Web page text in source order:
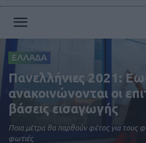
ΕΛΛΑΔΑ
Πανελλήνιες 2021:
ανακοινώνονται οι
βάσεις εισαγωγής
Ποια μέτρα θα παρθούν φέτος για τους
φωτιές